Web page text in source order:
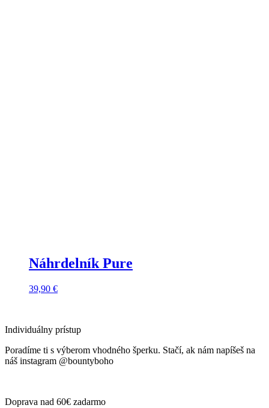
Náhrdelník Pure
39,90 €
Individuálny prístup
Poradíme ti s výberom vhodného šperku. Stačí, ak nám napíšeš na
náš instagram @bountyboho
Doprava nad 60€ zadarmo